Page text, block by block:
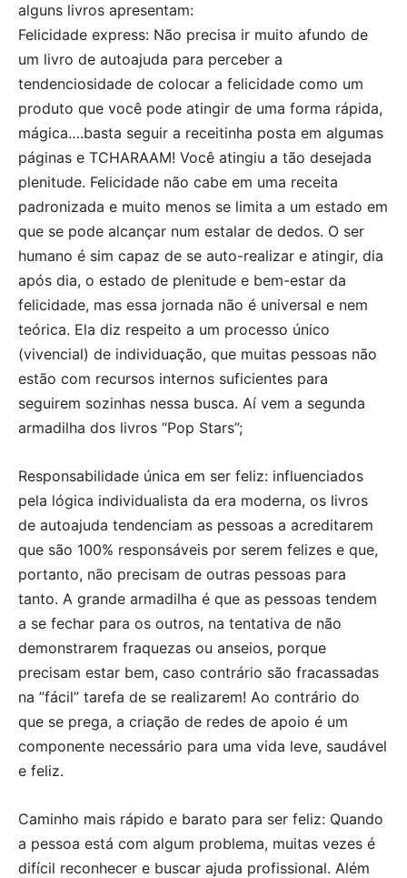
alguns livros apresentam:
Felicidade express: Não precisa ir muito afundo de
um livro de autoajuda para perceber a
tendenciosidade de colocar a felicidade como um
produto que você pode atingir de uma forma rápida,
mágica….basta seguir a receitinha posta em algumas
páginas e TCHARAAM! Você atingiu a tão desejada
plenitude. Felicidade não cabe em uma receita
padronizada e muito menos se limita a um estado em
que se pode alcançar num estalar de dedos. O ser
humano é sim capaz de se auto-realizar e atingir, dia
após dia, o estado de plenitude e bem-estar da
felicidade, mas essa jornada não é universal e nem
teórica. Ela diz respeito a um processo único
(vivencial) de individuação, que muitas pessoas não
estão com recursos internos suficientes para
seguirem sozinhas nessa busca. Aí vem a segunda
armadilha dos livros “Pop Stars”;
Responsabilidade única em ser feliz: influenciados
pela lógica individualista da era moderna, os livros
de autoajuda tendenciam as pessoas a acreditarem
que são 100% responsáveis por serem felizes e que,
portanto, não precisam de outras pessoas para
tanto. A grande armadilha é que as pessoas tendem
a se fechar para os outros, na tentativa de não
demonstrarem fraquezas ou anseios, porque
precisam estar bem, caso contrário são fracassadas
na ”fácil” tarefa de se realizarem! Ao contrário do
que se prega, a criação de redes de apoio é um
componente necessário para uma vida leve, saudável
e feliz.
Caminho mais rápido e barato para ser feliz: Quando
a pessoa está com algum problema, muitas vezes é
difícil reconhecer e buscar ajuda profissional. Além